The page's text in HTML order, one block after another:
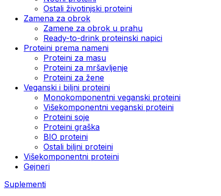
Ostali životinjski proteini
Zamena za obrok
Zamene za obrok u prahu
Ready-to-drink proteinski napici
Proteini prema nameni
Proteini za masu
Proteini za mršavljenje
Proteini za žene
Veganski i biljni proteini
Monokomponentni veganski proteini
Višekomponentni veganski proteini
Proteini soje
Proteini graška
BIO proteini
Ostali biljni proteini
Višekomponentni proteini
Gejneri
Suplementi